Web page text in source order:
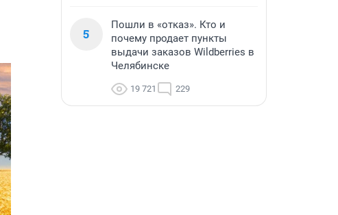
5
Пошли в «отказ». Кто и
почему продает пункты
выдачи заказов Wildberries в
Челябинске
19 721 229